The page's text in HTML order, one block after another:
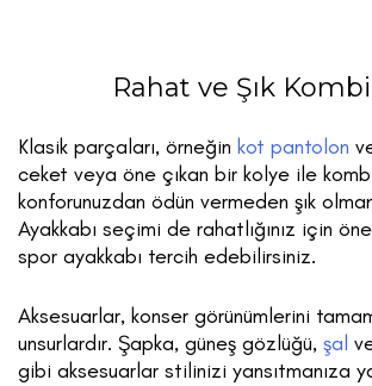
Rahat ve Şık
Klasik parçaları, örneğin kot pantolon
ceket veya öne çıkan bir kolye ile
konforunuzdan ödün vermeden şık
Ayakkabı seçimi de rahatlığınız için
spor ayakkabı tercih edebilirsiniz.
Aksesuarlar, konser görünümlerini
unsurlardır. Şapka, güneş gözlüğü, şal
gibi aksesuarlar stilinizi yansıtmanıza